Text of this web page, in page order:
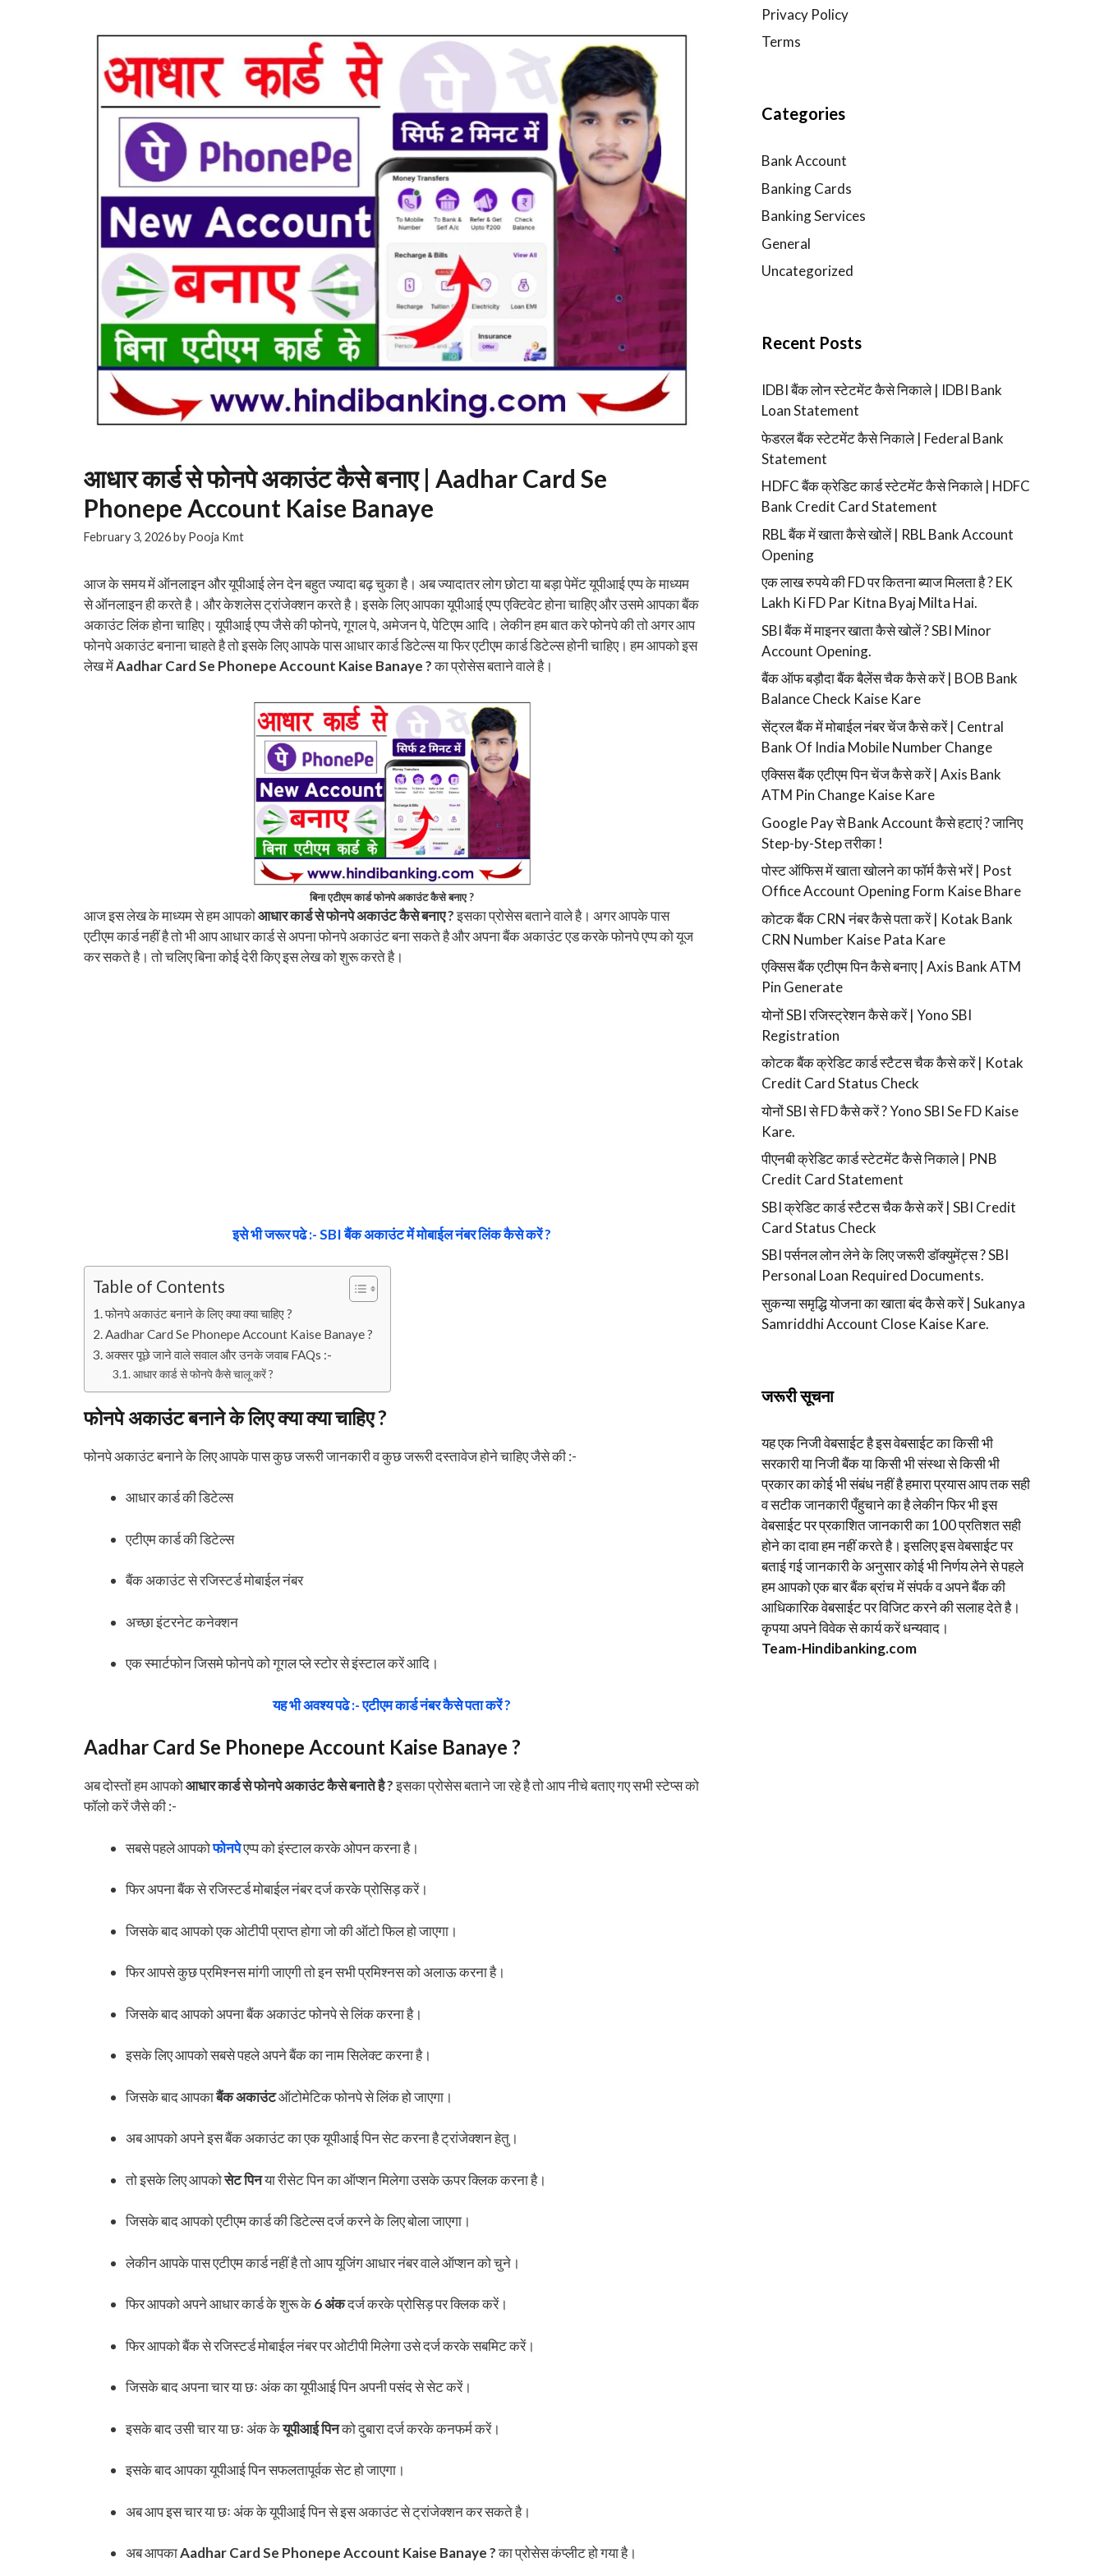
आधार कार्ड से फोनपे अकाउंट कैसे बनाए | Aadhar Card Se
Phonepe Account Kaise Banaye
February 3, 2026 by Pooja Kmt
आज के समय में ऑनलाइन और यूपीआई लेन देन बहुत ज्यादा बढ़ चुका है। अब ज्यादातर लोग छोटा या बड़ा पेमेंट यूपीआई एप्प के माध्यम
से ऑनलाइन ही करते है। और केशलेस ट्रांजेक्शन करते है। इसके लिए आपका यूपीआई एप्प एक्टिवेट होना चाहिए और उसमे आपका बैंक
अकाउंट लिंक होना चाहिए। यूपीआई एप्प जैसे की फोनपे, गूगल पे, अमेजन पे, पेटिएम आदि। लेकीन हम बात करे फोनपे की तो अगर आप
फोनपे अकाउंट बनाना चाहते है तो इसके लिए आपके पास आधार कार्ड डिटेल्स या फिर एटीएम कार्ड डिटेल्स होनी चाहिए। हम आपको इस
लेख मेंAadhar Card Se Phonepe Account Kaise Banaye ?का प्रोसेस बताने वाले है।
बिना एटीएम कार्ड फोनपे अकाउंट कैसे बनाए ?
आज इस लेख के माध्यम से हम आपकोआधार कार्ड से फोनपे अकाउंट कैसे बनाए ?इसका प्रोसेस बताने वाले है। अगर आपके पास
एटीएम कार्ड नहीं है तो भी आप आधार कार्ड से अपना फोनपे अकाउंट बना सकते है और अपना बैंक अकाउंट एड करके फोनपे एप्प को यूज
कर सकते है। तो चलिए बिना कोई देरी किए इस लेख को शुरू करते है।
इसे भी जरूर पढे :- SBI बैंक अकाउंट में मोबाईल नंबर लिंक कैसे करें ?
Table of Contents
फोनपे अकाउंट बनाने के लिए क्या क्या चाहिए ?
Aadhar Card Se Phonepe Account Kaise Banaye ?
अक्सर पूछे जाने वाले सवाल और उनके जवाब FAQs :-
आधार कार्ड से फोनपे कैसे चालू करें ?
फोनपे अकाउंट बनाने के लिए क्या क्या चाहिए ?
फोनपे अकाउंट बनाने के लिए आपके पास कुछ जरूरी जानकारी व कुछ जरूरी दस्तावेज होने चाहिए जैसे की :-
आधार कार्ड की डिटेल्स
एटीएम कार्ड की डिटेल्स
बैंक अकाउंट से रजिस्टर्ड मोबाईल नंबर
अच्छा इंटरनेट कनेक्शन
एक स्मार्टफोन जिसमे फोनपे को गूगल प्ले स्टोर से इंस्टाल करें आदि।
यह भी अवश्य पढे :- एटीएम कार्ड नंबर कैसे पता करें ?
Aadhar Card Se Phonepe Account Kaise Banaye ?
अब दोस्तों हम आपकोआधार कार्ड से फोनपे अकाउंट कैसे बनाते है ?इसका प्रोसेस बताने जा रहे है तो आप नीचे बताए गए सभी स्टेप्स को
फॉलो करें जैसे की :-
सबसे पहले आपकोफोनपेएप्प को इंस्टाल करके ओपन करना है।
फिर अपना बैंक से रजिस्टर्ड मोबाईल नंबर दर्ज करके प्रोसिड़ करें।
जिसके बाद आपको एक ओटीपी प्राप्त होगा जो की ऑटो फिल हो जाएगा।
फिर आपसे कुछ प्रमिश्नस मांगी जाएगी तो इन सभी प्रमिश्नस को अलाऊ करना है।
जिसके बाद आपको अपना बैंक अकाउंट फोनपे से लिंक करना है।
इसके लिए आपको सबसे पहले अपने बैंक का नाम सिलेक्ट करना है।
जिसके बाद आपकाबैंक अकाउंटऑटोमेटिक फोनपे से लिंक हो जाएगा।
अब आपको अपने इस बैंक अकाउंट का एक यूपीआई पिन सेट करना है ट्रांजेक्शन हेतु।
तो इसके लिए आपकोसेट पिनया रीसेट पिन का ऑप्शन मिलेगा उसके ऊपर क्लिक करना है।
जिसके बाद आपको एटीएम कार्ड की डिटेल्स दर्ज करने के लिए बोला जाएगा।
लेकीन आपके पास एटीएम कार्ड नहीं है तो आप यूजिंग आधार नंबर वाले ऑप्शन को चुने।
फिर आपको अपने आधार कार्ड के शुरू के6 अंकदर्ज करके प्रोसिड़ पर क्लिक करें।
फिर आपको बैंक से रजिस्टर्ड मोबाईल नंबर पर ओटीपी मिलेगा उसे दर्ज करके सबमिट करें।
जिसके बाद अपना चार या छः अंक का यूपीआई पिन अपनी पसंद से सेट करें।
इसके बाद उसी चार या छः अंक केयूपीआई पिनको दुबारा दर्ज करके कनफर्म करें।
इसके बाद आपका यूपीआई पिन सफलतापूर्वक सेट हो जाएगा।
अब आप इस चार या छः अंक के यूपीआई पिन से इस अकाउंट से ट्रांजेक्शन कर सकते है।
अब आपकाAadhar Card Se Phonepe Account Kaise Banaye ?का प्रोसेस कंप्लीट हो गया है।
Privacy Policy
Terms
Categories
Bank Account
Banking Cards
Banking Services
General
Uncategorized
Recent Posts
IDBI बैंक लोन स्टेटमेंट कैसे निकाले | IDBI Bank
Loan Statement
फेडरल बैंक स्टेटमेंट कैसे निकाले | Federal Bank
Statement
HDFC बैंक क्रेडिट कार्ड स्टेटमेंट कैसे निकाले | HDFC
Bank Credit Card Statement
RBL बैंक में खाता कैसे खोलें | RBL Bank Account
Opening
एक लाख रुपये की FD पर कितना ब्याज मिलता है ? EK
Lakh Ki FD Par Kitna Byaj Milta Hai.
SBI बैंक में माइनर खाता कैसे खोलें ? SBI Minor
Account Opening.
बैंक ऑफ बड़ौदा बैंक बैलेंस चैक कैसे करें | BOB Bank
Balance Check Kaise Kare
सेंट्रल बैंक में मोबाईल नंबर चेंज कैसे करें | Central
Bank Of India Mobile Number Change
एक्सिस बैंक एटीएम पिन चेंज कैसे करें | Axis Bank
ATM Pin Change Kaise Kare
Google Pay से Bank Account कैसे हटाएं ? जानिए
Step-by-Step तरीका !
पोस्ट ऑफिस में खाता खोलने का फॉर्म कैसे भरें | Post
Office Account Opening Form Kaise Bhare
कोटक बैंक CRN नंबर कैसे पता करें | Kotak Bank
CRN Number Kaise Pata Kare
एक्सिस बैंक एटीएम पिन कैसे बनाए | Axis Bank ATM
Pin Generate
योनों SBI रजिस्ट्रेशन कैसे करें | Yono SBI
Registration
कोटक बैंक क्रेडिट कार्ड स्टैटस चैक कैसे करें | Kotak
Credit Card Status Check
योनों SBI से FD कैसे करें ? Yono SBI Se FD Kaise
Kare.
पीएनबी क्रेडिट कार्ड स्टेटमेंट कैसे निकाले | PNB
Credit Card Statement
SBI क्रेडिट कार्ड स्टैटस चैक कैसे करें | SBI Credit
Card Status Check
SBI पर्सनल लोन लेने के लिए जरूरी डॉक्युमेंट्स ? SBI
Personal Loan Required Documents.
सुकन्या समृद्धि योजना का खाता बंद कैसे करें | Sukanya
Samriddhi Account Close Kaise Kare.
जरूरी सूचना
यह एक निजी वेबसाईट है इस वेबसाईट का किसी भी
सरकारी या निजी बैंक या किसी भी संस्था से किसी भी
प्रकार का कोई भी संबंध नहीं है हमारा प्रयास आप तक सही
व सटीक जानकारी पँहुचाने का है लेकीन फिर भी इस
वेबसाईट पर प्रकाशित जानकारी का 100 प्रतिशत सही
होने का दावा हम नहीं करते है। इसलिए इस वेबसाईट पर
बताई गई जानकारी के अनुसार कोई भी निर्णय लेने से पहले
हम आपको एक बार बैंक ब्रांच में संपर्क व अपने बैंक की
आधिकारिक वेबसाईट पर विजिट करने की सलाह देते है।
कृपया अपने विवेक से कार्य करें धन्यवाद।
Team-Hindibanking.com